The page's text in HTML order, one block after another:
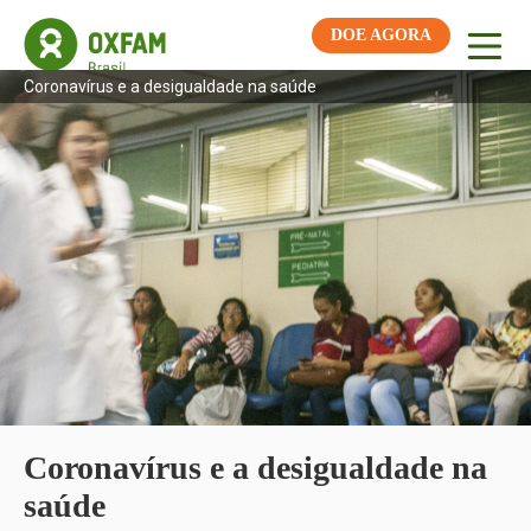
DOE AGORA
Coronavírus e a desigualdade na saúde
Coronavírus e a desigualdade na
saúde